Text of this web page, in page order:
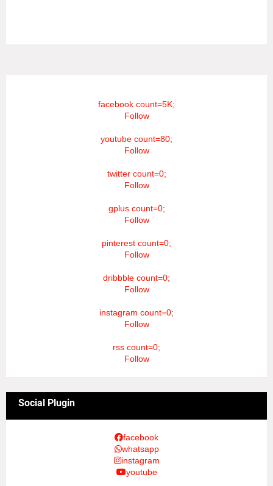
facebook count=5K;
Follow
youtube count=80;
Follow
twitter count=0;
Follow
gplus count=0;
Follow
pinterest count=0;
Follow
dribbble count=0;
Follow
instagram count=0;
Follow
rss count=0;
Follow
Social Plugin
facebook
whatsapp
instagram
youtube